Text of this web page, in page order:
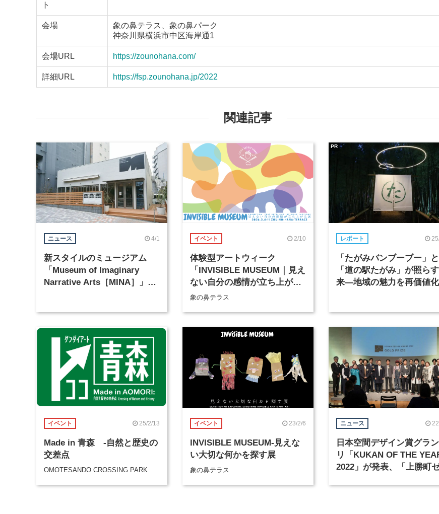
ト
会場
象の鼻テラス、象の鼻パーク
神奈川県横浜市中区海岸通1
会場URL https://zounohana.com/
詳細URL https://fsp.zounohana.jp/2022
関連記事
ニュース 4/1
新スタイルのミュージアム
「Museum of Imaginary
Narrative Arts［MINA］」が
イベント 2/10
体験型アートウィーク
「INVISIBLE MUSEUM｜見え
ない自分の感情が立ち上がる
展」
象の鼻テラス
レポート
「たがみバンブーブー」と
「道の駅たがみ」が照ら
来―地域の魅力を再価値化
PR
イベント 25/2/13
Made in 青森 -自然と歴史の
交差点
OMOTESANDO CROSSING PARK
イベント 23/2/6
INVISIBLE MUSEUM-見えな
い大切な何かを探す展
象の鼻テラス
ニュース
日本空間デザイン賞グラ
リ「KUKAN OF THE
2022」が発表、「上勝町